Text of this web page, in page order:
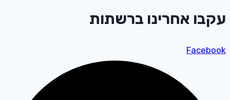
עקבו אחרינו ברשתות
Facebook